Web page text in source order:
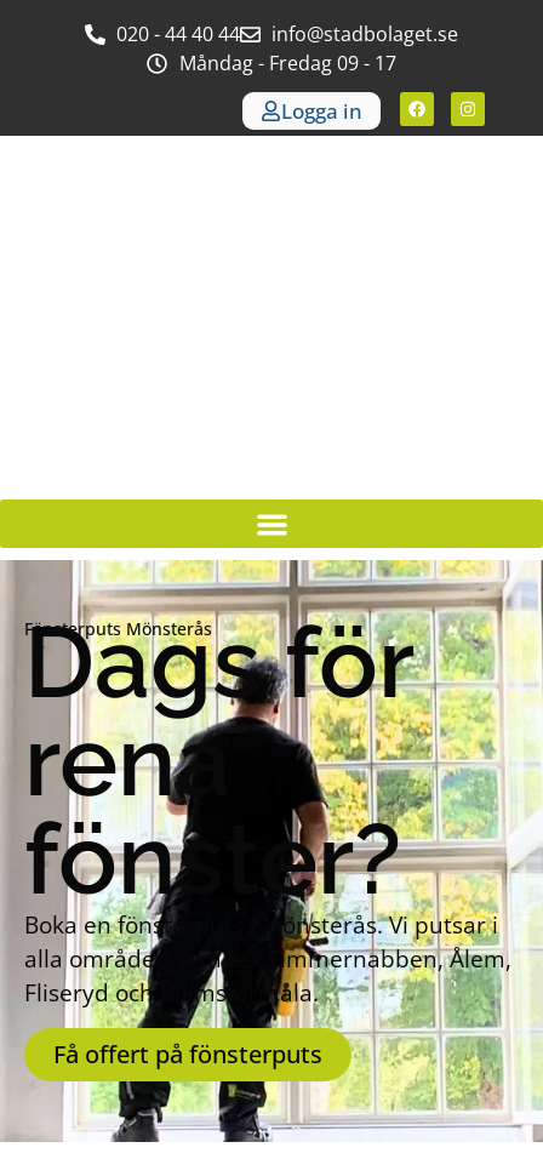
020 - 44 40 44
info@stadbolaget.se
Måndag - Fredag 09 - 17
Logga in
Fönsterputs Mönsterås
Dags för
rena
fönster?
Boka en fönsterputs i Mönsterås. Vi putsar i
alla områden som tex Timmernabben, Ålem,
Fliseryd och Blomstermåla.
Få offert på fönsterputs